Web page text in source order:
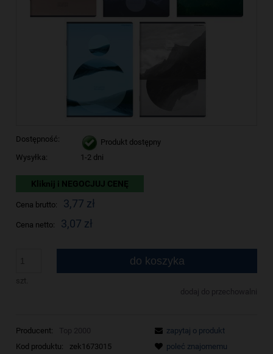
Dostępność:
Produkt dostępny
Wysyłka:
1-2 dni
Kliknij i NEGOCJUJ CENĘ
Cena brutto: 3,77 zł
Cena netto: 3,07 zł
do koszyka
dodaj do przechowalni
Producent:
Top 2000
Kod produktu:
zek1673015
zapytaj o produkt
poleć znajomemu